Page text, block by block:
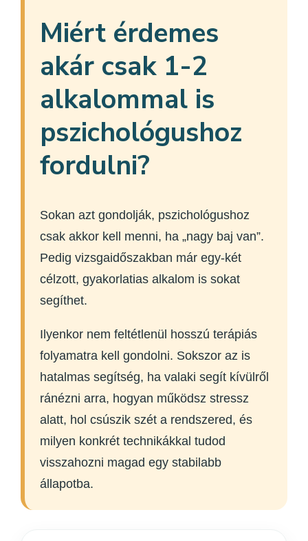
Miért érdemes
akár csak 1-2
alkalommal is
pszichológushoz
fordulni?
Sokan azt gondolják, pszichológushoz
csak akkor kell menni, ha „nagy baj van”.
Pedig vizsgaidőszakban már egy-két
célzott, gyakorlatias alkalom is sokat
segíthet.
Ilyenkor nem feltétlenül hosszú terápiás
folyamatra kell gondolni. Sokszor az is
hatalmas segítség, ha valaki segít kívülről
ránézni arra, hogyan működsz stressz
alatt, hol csúszik szét a rendszered, és
milyen konkrét technikákkal tudod
visszahozni magad egy stabilabb
állapotba.